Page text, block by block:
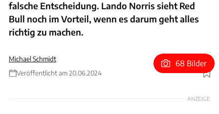
falsche Entscheidung. Lando Norris sieht Red
Bull noch im Vorteil, wenn es darum geht alles
richtig zu machen.
Michael Schmidt
Veröffentlicht am 20.06.2024
Foto: xpb
68 Bilder
ANZEIGE